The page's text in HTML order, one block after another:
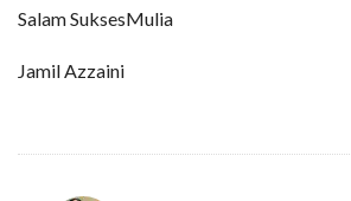
Salam SuksesMulia
Jamil Azzaini